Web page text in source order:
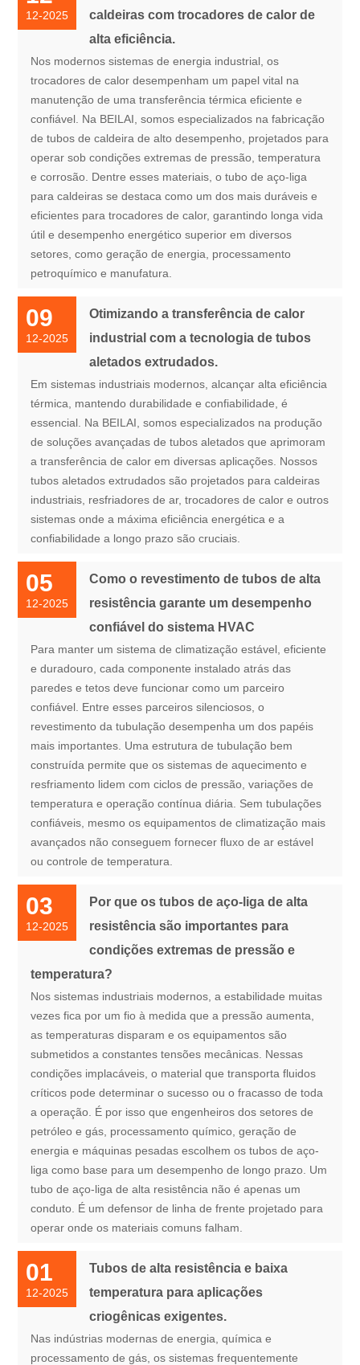
12-2025
caldeiras com trocadores de calor de
alta eficiência.
Nos modernos sistemas de energia industrial, os
trocadores de calor desempenham um papel vital na
manutenção de uma transferência térmica eficiente e
confiável. Na BEILAI, somos especializados na fabricação
de tubos de caldeira de alto desempenho, projetados para
operar sob condições extremas de pressão, temperatura
e corrosão. Dentre esses materiais, o tubo de aço-liga
para caldeiras se destaca como um dos mais duráveis ​​e
eficientes para trocadores de calor, garantindo longa vida
útil e desempenho energético superior em diversos
setores, como geração de energia, processamento
petroquímico e manufatura.
09
12-2025
Otimizando a transferência de calor
industrial com a tecnologia de tubos
aletados extrudados.
Em sistemas industriais modernos, alcançar alta eficiência
térmica, mantendo durabilidade e confiabilidade, é
essencial. Na BEILAI, somos especializados na produção
de soluções avançadas de tubos aletados que aprimoram
a transferência de calor em diversas aplicações. Nossos
tubos aletados extrudados são projetados para caldeiras
industriais, resfriadores de ar, trocadores de calor e outros
sistemas onde a máxima eficiência energética e a
confiabilidade a longo prazo são cruciais.
05
12-2025
Como o revestimento de tubos de alta
resistência garante um desempenho
confiável do sistema HVAC
Para manter um sistema de climatização estável, eficiente
e duradouro, cada componente instalado atrás das
paredes e tetos deve funcionar como um parceiro
confiável. Entre esses parceiros silenciosos, o
revestimento da tubulação desempenha um dos papéis
mais importantes. Uma estrutura de tubulação bem
construída permite que os sistemas de aquecimento e
resfriamento lidem com ciclos de pressão, variações de
temperatura e operação contínua diária. Sem tubulações
confiáveis, mesmo os equipamentos de climatização mais
avançados não conseguem fornecer fluxo de ar estável
ou controle de temperatura.
03
12-2025
Por que os tubos de aço-liga de alta
resistência são importantes para
condições extremas de pressão e
temperatura?
Nos sistemas industriais modernos, a estabilidade muitas
vezes fica por um fio à medida que a pressão aumenta,
as temperaturas disparam e os equipamentos são
submetidos a constantes tensões mecânicas. Nessas
condições implacáveis, o material que transporta fluidos
críticos pode determinar o sucesso ou o fracasso de toda
a operação. É por isso que engenheiros dos setores de
petróleo e gás, processamento químico, geração de
energia e máquinas pesadas escolhem os tubos de aço-
liga como base para um desempenho de longo prazo. Um
tubo de aço-liga de alta resistência não é apenas um
conduto. É um defensor de linha de frente projetado para
operar onde os materiais comuns falham.
01
12-2025
Tubos de alta resistência e baixa
temperatura para aplicações
criogênicas exigentes.
Nas indústrias modernas de energia, química e
processamento de gás, os sistemas frequentemente